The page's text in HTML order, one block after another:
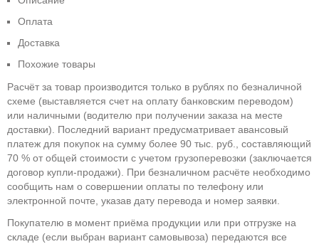
Оплата
Доставка
Похожие товары
Расчёт за товар производится только в рублях по безналичной
схеме (выставляется счет на оплату банковским переводом)
или наличными (водителю при получении заказа на месте
доставки). Последний вариант предусматривает авансовый
платеж для покупок на сумму более 90 тыс. руб., составляющий
70 % от общей стоимости с учетом грузоперевозки (заключается
договор купли-продажи). При безналичном расчёте необходимо
сообщить нам о совершении оплаты по телефону или
электронной почте, указав дату перевода и номер заявки.
Покупателю в момент приёма продукции или при отгрузке на
складе (если выбран вариант самовывоза) передаются все